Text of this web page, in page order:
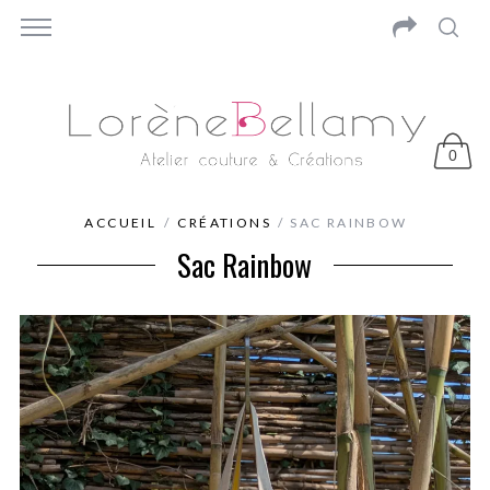
ACCUEIL / CRÉATIONS / SAC RAINBOW
Sac Rainbow
0